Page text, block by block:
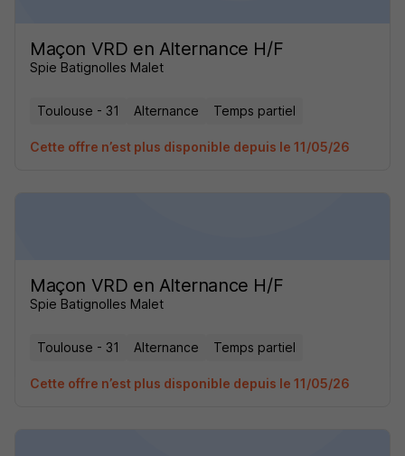
Maçon VRD en Alternance H/F
Spie Batignolles Malet
Toulouse - 31 Alternance Temps partiel
Cette offre n’est plus disponible depuis le 11/05/26
Maçon VRD en Alternance H/F
Spie Batignolles Malet
Toulouse - 31 Alternance Temps partiel
Cette offre n’est plus disponible depuis le 11/05/26